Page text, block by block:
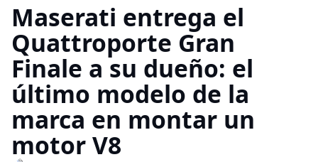
Maserati entrega el
Quattroporte Gran
Finale a su dueño: el
último modelo de la
marca en montar un
motor V8